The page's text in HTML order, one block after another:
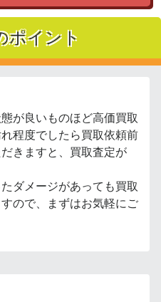
ポイント
が良いものほど高価買取
程度でしたら買取依頼前
きますと、買取査定が
ダメージがあっても買取
ので、まずはお気軽にご